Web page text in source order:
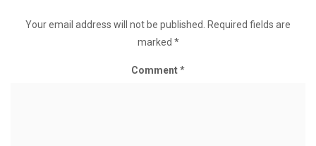
Your email address will not be published.
Required fields are
marked *
Comment*